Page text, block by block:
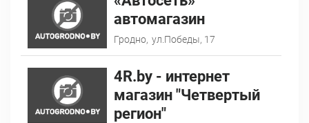
автомагазин
Гродно, ул.Победы, 17
4R.by - интернет
магазин "Четвертый
регион"